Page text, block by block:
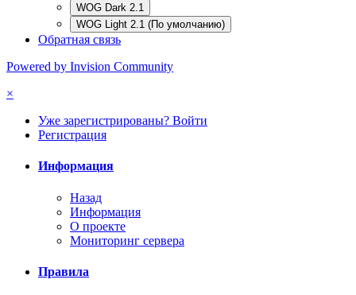
WOG Dark 2.1
WOG Light 2.1 (По умолчанию)
Обратная связь
Powered by Invision Community
×
Уже зарегистрированы? Войти
Регистрация
Информация
Назад
Информация
О проекте
Мониторинг сервера
Правила